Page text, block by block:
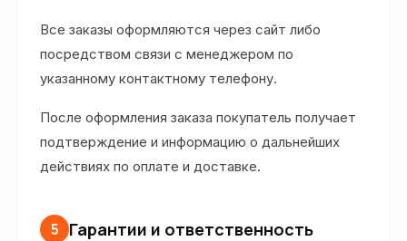
Все заказы оформляются через сайт либо
посредством связи с менеджером по
указанному контактному телефону.
После оформления заказа покупатель получает
подтверждение и информацию о дальнейших
действиях по оплате и доставке.
5 Гарантии и ответственность